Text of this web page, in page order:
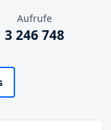
Aufrufe
3 246 748